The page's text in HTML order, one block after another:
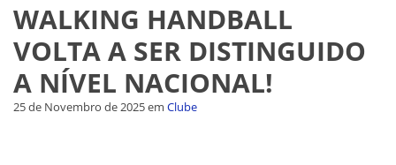
WALKING HANDBALL
VOLTA A SER DISTINGUIDO
A NÍVEL NACIONAL!
25 de Novembro de 2025em Clube